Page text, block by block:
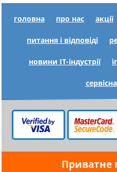
головна про нас акції
питання і відповіді
новини IT-індустрії
Приватне